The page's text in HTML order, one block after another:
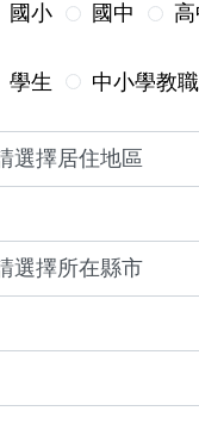
國小 國中
學生 中小學教